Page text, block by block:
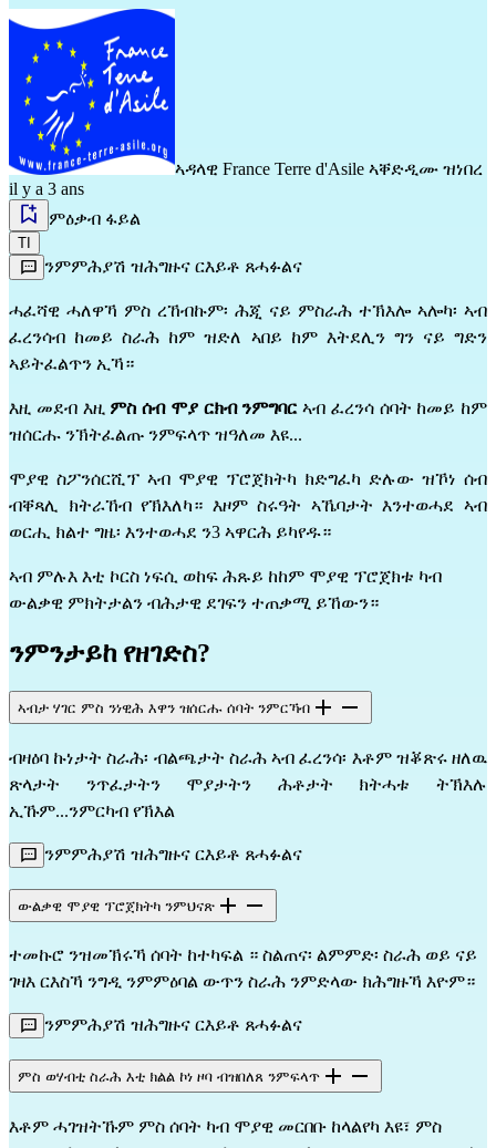
ኣዳላዊ France Terre d'Asile ኣቐድዲሙ ዝነበረ
il y a 3 ans
ምዕቃብ ፋይል
TI
ንምምሕያሽ ዝሕግዙና ርእይቶ ጸሓፉልና
ሓፈሻዊ ሓለዋኻ ምስ ረኸብኩም፡ ሕጂ ናይ ምስራሕ ተኽእሎ ኣሎካ፡ ኣብ
ፈረንሳብ ከመይ ስራሕ ከም ዝድለ ኣበይ ከም እትደሊን ግን ናይ ግድን
ኣይትፈልጥን ኢኻ።
እዚ መደብ እዚ ምስ ሰብ ሞያ ርክብ ንምግባርኣብ ፈረንሳ ሰባት ከመይ ከም
ዝሰርሑ ንኽትፈልጡ ንምፍላጥ ዝዓለመ እዩ...
ሞያዊ ስፖንሰርሺፕ ኣብ ሞያዊ ፕሮጀክትካ ክድግፈካ ድሉው ዝኾነ ሰብ
ብቐጻሊ ክትራኸብ የኽእለካ። እዞም ስሩዓት ኣኼባታት እንተወሓደ ኣብ
ወርሒ ክልተ ግዜ፡ እንተወሓደ ን3 ኣዋርሕ ይካየዱ።
ኣብ ምሉእ እቲ ኮርስ ነፍሲ ወከፍ ሕጹይ ከከም ሞያዊ ፕሮጀክቱ ካብ
ውልቃዊ ምክትታልን ብሕታዊ ደገፍን ተጠቃሚ ይኸውን።
ንምንታይከ የዘገድስ?
ኣብታ ሃገር ምስ ንነዊሕ እዋን ዝሰርሑ ሰባት ንምርኻብ
ብዛዕባ ኩነታት ስራሕ፡ ብልጫታት ስራሕ ኣብ ፈረንሳ፡ እቶም ዝቖጽሩ ዘለዉ
ጽላታት ንጥፈታትን ሞያታትን ሕቶታት ክትሓቱ ትኽእሉ
ኢኹም...ንምርካብ የኽእል
ንምምሕያሽ ዝሕግዙና ርእይቶ ጸሓፉልና
ውልቃዊ ሞያዊ ፕሮጀክትካ ንምህናጽ
ተመኩሮ ንዝመኽሩኻ ሰባት ከተካፍል ። ስልጠና፡ ልምምድ፡ ስራሕ ወይ ናይ
ገዛእ ርእስኻ ንግዲ ንምምዕባል ውጥን ስራሕ ንምድላው ክሕግዙኻ እዮም።
ንምምሕያሽ ዝሕግዙና ርእይቶ ጸሓፉልና
ምስ ወሃብቲ ስራሕ እቲ ክልል ኮነ ዞባ ብዝበለጸ ንምፍላጥ
እቶም ሓገዝትኹም ምስ ሰባት ካብ ሞያዊ መርበቡ ከላልየካ እዩ፣ ምስ